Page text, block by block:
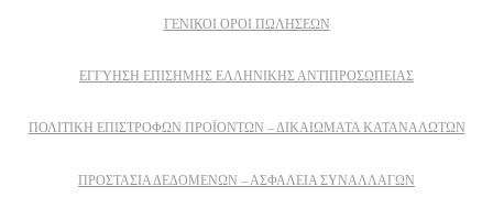
ΓΕΝΙΚΟΙ ΟΡΟΙ ΠΩΛΗΣΕΩΝ
ΕΓΓΎΗΣΗ ΕΠΊΣΗΜΗΣ ΕΛΛΗΝΙΚΉΣ ΑΝΤΙΠΡΟΣΩΠΕΊΑΣ
ΠΟΛΙΤΙΚΉ ΕΠΙΣΤΡΟΦΏΝ ΠΡΟΪΌΝΤΩΝ – ΔΙΚΑΙΏΜΑΤΑ ΚΑΤΑΝΑΛΩΤΏΝ
ΠΡΟΣΤΑΣΊΑ ΔΕΔΟΜΈΝΩΝ – ΑΣΦΆΛΕΙΑ ΣΥΝΑΛΛΑΓΏΝ